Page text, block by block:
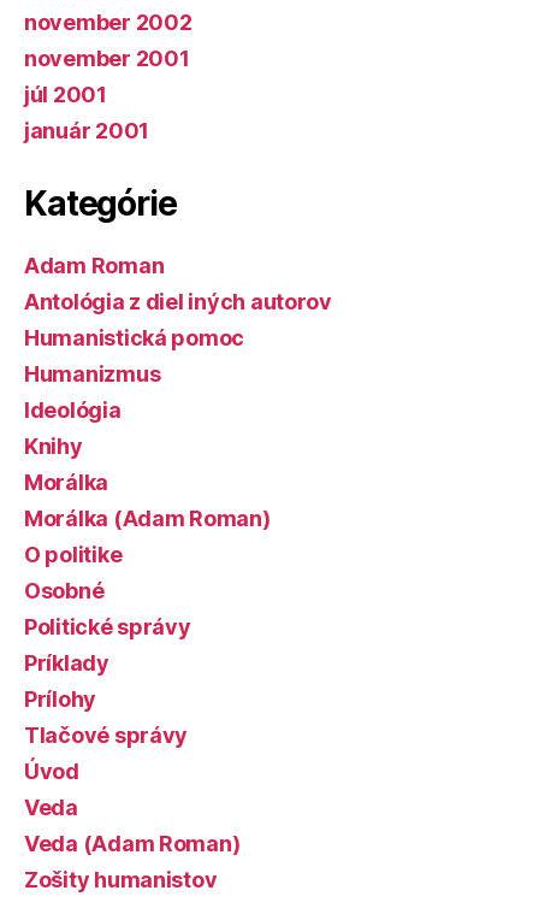
november 2002
november 2001
júl 2001
január 2001
Kategórie
Adam Roman
Antológia z diel iných autorov
Humanistická pomoc
Humanizmus
Ideológia
Knihy
Morálka
Morálka (Adam Roman)
O politike
Osobné
Politické správy
Príklady
Prílohy
Tlačové správy
Úvod
Veda
Veda (Adam Roman)
Zošity humanistov